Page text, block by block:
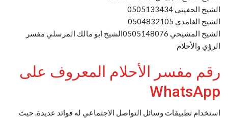
الشيخ الحفيتي 0505133434
الشيخ الغامدي 0504832105
الشيخ المشيحي 0505148076الشيخ ابو مالك المرسلي مفسر
الرؤي والأحلام
رقم مفسر الأحلام المعروف على
WhatsApp
استخدام تطبيقات وسائل التواصل الاجتماعي له فوائد عديدة. حيث